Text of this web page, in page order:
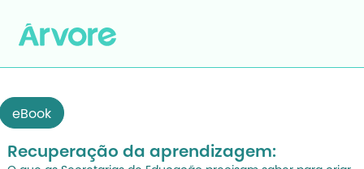
eBook
Recuperação da aprendizagem: